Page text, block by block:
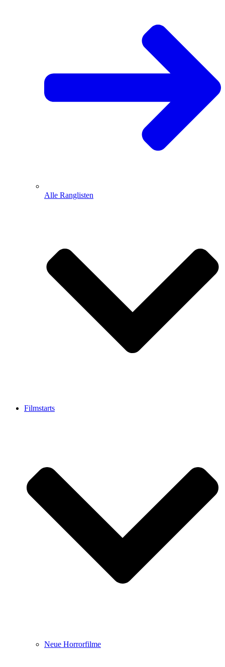
Alle Ranglisten
Filmstarts
Neue Horrorfilme